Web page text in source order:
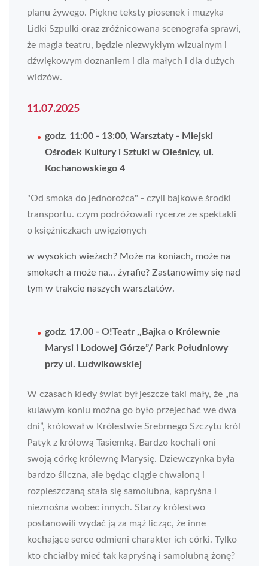
planu żywego. Piękne teksty piosenek i muzyka
Lidki Szpulki oraz zróżnicowana scenografa sprawi,
że magia teatru, będzie niezwykłym wizualnym i
dźwiękowym doznaniem i dla małych i dla dużych
widzów.
11.07.2025
godz. 11:00 - 13:00, Warsztaty - Miejski
Ośrodek Kultury i Sztuki w Oleśnicy, ul.
Kochanowskiego 4
"Od smoka do jednorożca" - czyli bajkowe środki
transportu. czym podróżowali rycerze ze spektakli
o księżniczkach uwięzionych
w wysokich wieżach? Może na koniach, może na
smokach a może na... żyrafie? Zastanowimy się nad
tym w trakcie naszych warsztatów.
godz. 17.00 - O!Teatr ,,Bajka o Królewnie
Marysi i Lodowej Górze”/ Park Południowy
przy ul. Ludwikowskiej
W czasach kiedy świat był jeszcze taki mały, że „na
kulawym koniu można go było przejechać we dwa
dni”, królował w Królestwie Srebrnego Szczytu król
Patyk z królową Tasiemką. Bardzo kochali oni
swoją córkę królewnę Marysię. Dziewczynka była
bardzo śliczna, ale będąc ciągle chwaloną i
rozpieszczaną stała się samolubna, kapryśna i
nieznośna wobec innych. Starzy królestwo
postanowili wydać ją za mąż licząc, że inne
kochające serce odmieni charakter ich córki. Tylko
kto chciałby mieć tak kapryśną i samolubną żonę?